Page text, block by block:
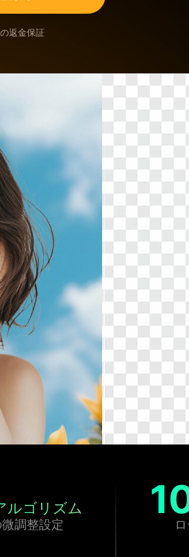
動物写真
イラストの背景透過AI
ロゴの背景透過AI
写真撮影
写真の背景透過AI
せ ビジネ
返金保証
ルゴリズム
調整設定